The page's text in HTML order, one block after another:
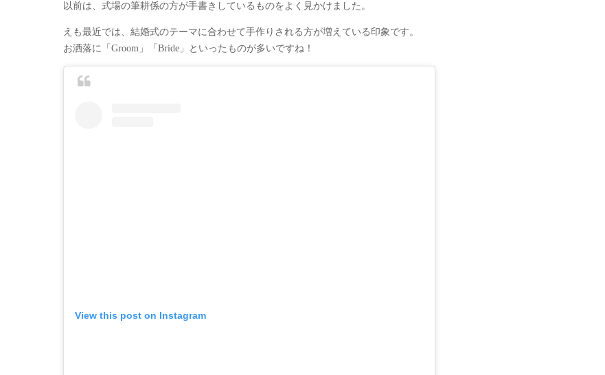
以前は、式場の筆耕係の方が手書きしているものをよく見かけました。
えも最近では、結婚式のテーマに合わせて手作りされる方が増えている印象です。
お洒落に「Groom」「Bride」といったものが多いですね！
View this post on Instagram